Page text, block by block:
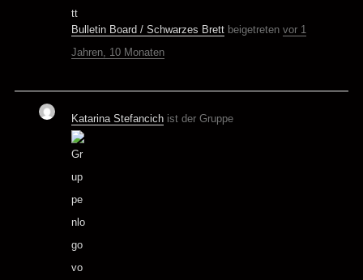
Bulletin Board / Schwarzes Brettbeigetreten vor 1
Jahren, 10 Monaten
Katarina Stefancichist der Gruppe